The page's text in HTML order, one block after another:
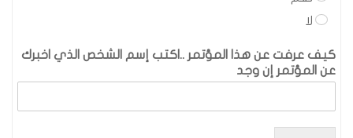
لا
كيف عرفت عن هذا المؤتمر ..اكتب إسم الشخص الذي اخبرك
عن المؤتمر إن وجد